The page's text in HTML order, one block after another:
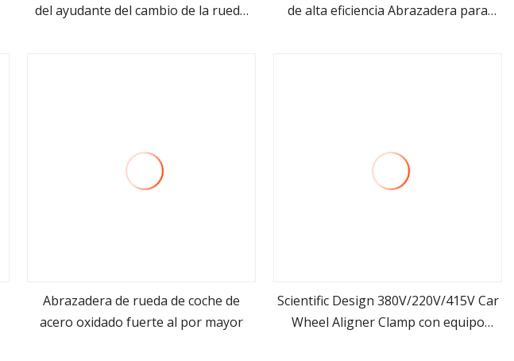
ver más
del ayudante del cambio de la rueda
ver más
de alta eficiencia Abrazadera para
ver más
Abrazadera de rueda de coche de
acero oxidado fuerte al por mayor
ver más
Scientific Design 380V/220V/415V Car
Wheel Aligner Clamp con equipo